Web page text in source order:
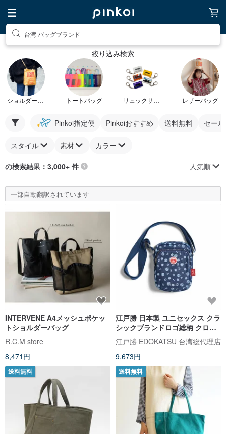
台湾 バッグブランド
絞り込み検索
ショルダーバッグ トートバッグ リュックサック レザーバッグ
Pinkoi指定便 Pinkoiおすすめ 送料無料 セー
スタイル 素材 カラー
の検索結果：3,000+ 件 人気順
一部自動翻訳されています
INTERVENE A4メッシュポケッ
トショルダーバッグ
R.C.M store
8,471円
江戸勝 日本製 ユニセックス クラ
シックブランドロゴ総柄 クロス
ボディミニバッグ (ウォッシュド
ブルー) #バッグ
江戸勝 EDOKATSU 台湾総代理店
9,673円
送料無料 送料無料